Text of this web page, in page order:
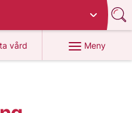
vård
1177.se
Meny